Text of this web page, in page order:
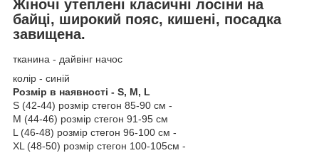
Жіночі утеплені класичні лосіни на
байці, широкий пояс, кишені, посадка
завищена.
тканина - дайвінг начос
колір - синій
Розмір в наявності - S, M, L
S (42-44) розмір стегон 85-90 см -
M (44-46) розмір стегон 91-95 см
L (46-48) розмір стегон 96-100 см -
XL (48-50) розмір стегон 100-105см -